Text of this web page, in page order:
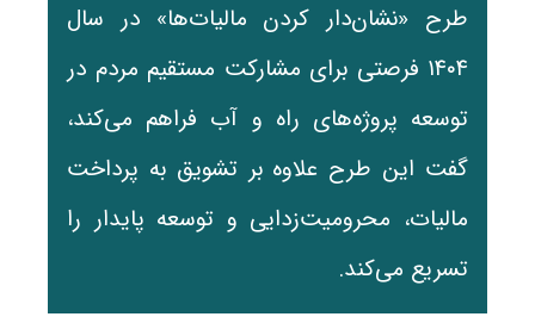
طرح «نشان‌دار کردن مالیات‌ها» در سال
۱۴۰۴ فرصتی برای مشارکت مستقیم مردم در
توسعه پروژه‌های راه و آب فراهم می‌کند،
گفت این طرح علاوه بر تشویق به پرداخت
مالیات، محرومیت‌زدایی و توسعه پایدار را
تسریع می‌کند.